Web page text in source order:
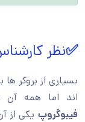
✅نظر
بسیاری از بروکر
اند اما همه آن
فیبوگروپ یکی از